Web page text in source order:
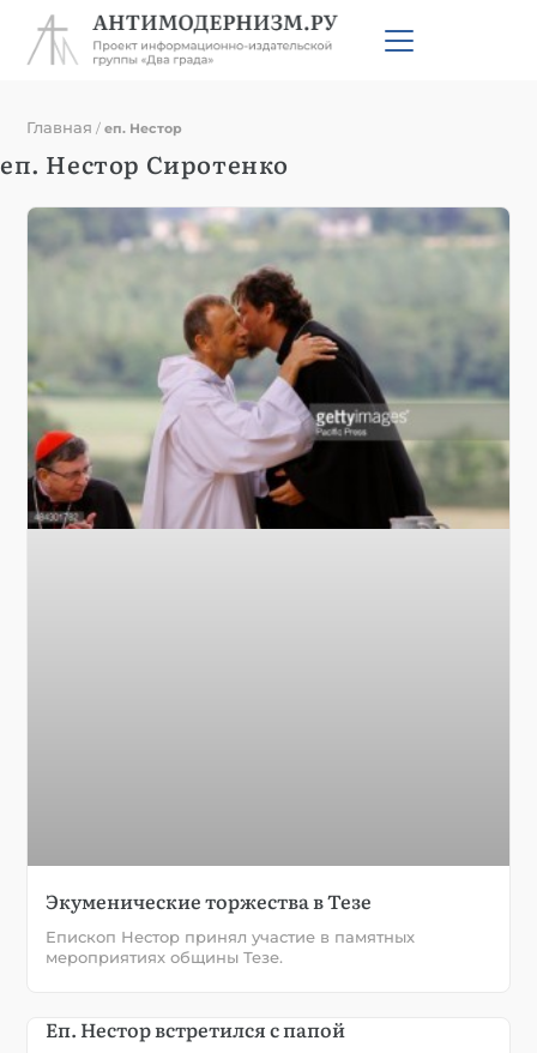
Главная /еп. Нестор
еп. Нестор Сиротенко
Экуменические торжества в Тезе
Епископ Нестор принял участие в памятных
мероприятиях общины Тезе.
Еп. Нестор встретился с папой